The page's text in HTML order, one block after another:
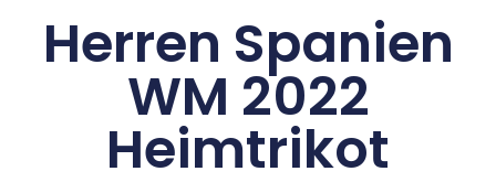
Herren Spanien
WM 2022
Heimtrikot